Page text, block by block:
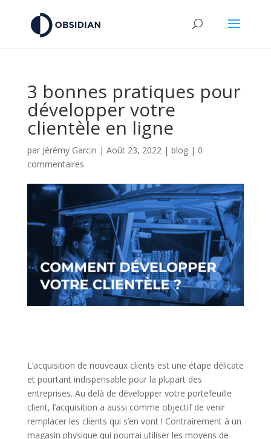
3 bonnes pratiques pour
développer votre
clientèle en ligne
par Jérémy Garcin | Août 23, 2022| blog| 0
commentaires
L’acquisition de nouveaux clients est une étape délicate
et pourtant indispensable pour la plupart des
entreprises. Au delà de développer votre portefeuille
client, l’acquisition a aussi comme objectif de venir
remplacer les clients qui s’en vont ! Contrairement à un
magasin physique qui pourrai utiliser les moyens de